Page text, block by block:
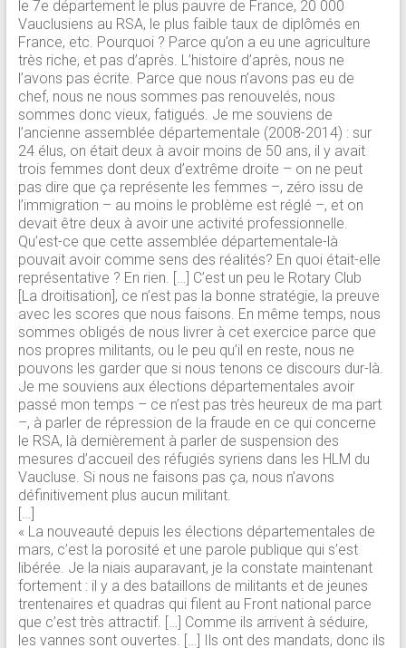
le 7e département le plus pauvre de France, 20 000
Vauclusiens au RSA, le plus faible taux de diplômés en
France, etc. Pourquoi ? Parce qu’on a eu une agriculture
très riche, et pas d’après. L’histoire d’après, nous ne
l’avons pas écrite. Parce que nous n’avons pas eu de
chef, nous ne nous sommes pas renouvelés, nous
sommes donc vieux, fatigués. Je me souviens de
l’ancienne assemblée départementale (2008-2014) : sur
24 élus, on était deux à avoir moins de 50 ans, il y avait
trois femmes dont deux d’extrême droite – on ne peut
pas dire que ça représente les femmes –, zéro issu de
l’immigration – au moins le problème est réglé –, et on
devait être deux à avoir une activité professionnelle.
Qu’est-ce que cette assemblée départementale-là
pouvait avoir comme sens des réalités? En quoi était-elle
représentative ? En rien. […] C’est un peu le Rotary Club
[La droitisation], ce n’est pas la bonne stratégie, la preuve
avec les scores que nous faisons. En même temps, nous
sommes obligés de nous livrer à cet exercice parce que
nos propres militants, ou le peu qu’il en reste, nous ne
pouvons les garder que si nous tenons ce discours dur-là.
Je me souviens aux élections départementales avoir
passé mon temps – ce n’est pas très heureux de ma part
–, à parler de répression de la fraude en ce qui concerne
le RSA, là dernièrement à parler de suspension des
mesures d’accueil des réfugiés syriens dans les HLM du
Vaucluse. Si nous ne faisons pas ça, nous n’avons
définitivement plus aucun militant.
[…]
« La nouveauté depuis les élections départementales de
mars, c’est la porosité et une parole publique qui s’est
libérée. Je la niais auparavant, je la constate maintenant
fortement : il y a des bataillons de militants et de jeunes
trentenaires et quadras qui filent au Front national parce
que c’est très attractif. […] Comme ils arrivent à séduire,
les vannes sont ouvertes. […] Ils ont des mandats, donc ils